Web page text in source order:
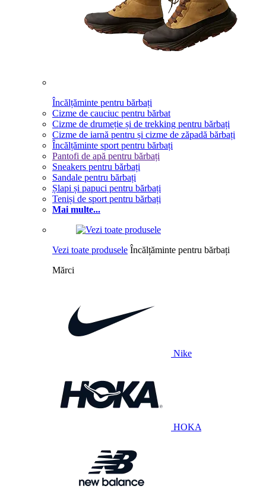
Încălțăminte pentru bărbați
Cizme de cauciuc pentru bărbat
Cizme de drumeție și de trekking pentru bărbați
Cizme de iarnă pentru și cizme de zăpadă bărbați
Încălțăminte sport pentru bărbați
Pantofi de apă pentru bărbați
Sneakers pentru bărbați
Sandale pentru bărbați
Șlapi și papuci pentru bărbați
Teniși de sport pentru bărbați
Mai multe...
Vezi toate produsele Încălțăminte pentru bărbați
Mărci
Nike
HOKA